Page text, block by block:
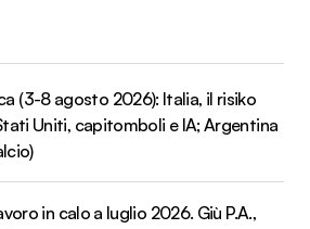
(3-8 agosto 2026): Italia, il risiko
Uniti, capitomboli e IA; Argentina
in calo a luglio 2026. Giù P.A.,